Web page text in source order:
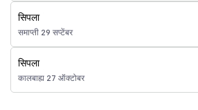
सिपला
समाप्ती 29 सप्टेंबर
सिपला
कालबाह्य 27 ऑक्टोबर